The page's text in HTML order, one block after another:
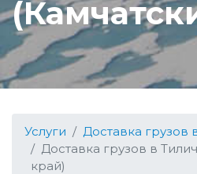
Услуги
Доставка грузов
Доставка грузов в
край)